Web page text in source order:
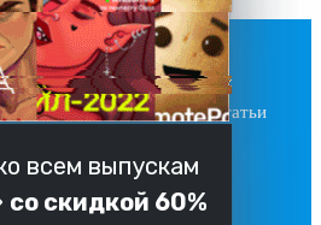
на наc в Telegram!
важные новости и лучшие статьи
всем выпускам
со скидкой 60%